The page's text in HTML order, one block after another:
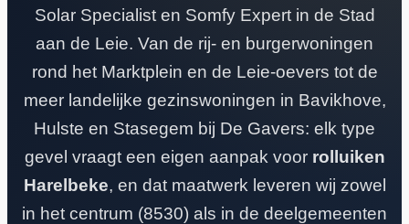
Solar Specialist en Somfy Expert in de Stad
aan de Leie. Van de rij- en burgerwoningen
rond het Marktplein en de Leie-oevers tot de
meer landelijke gezinswoningen in Bavikhove,
Hulste en Stasegem bij De Gavers: elk type
gevel vraagt een eigen aanpak voor rolluiken
Harelbeke, en dat maatwerk leveren wij zowel
in het centrum (8530) als in de deelgemeenten